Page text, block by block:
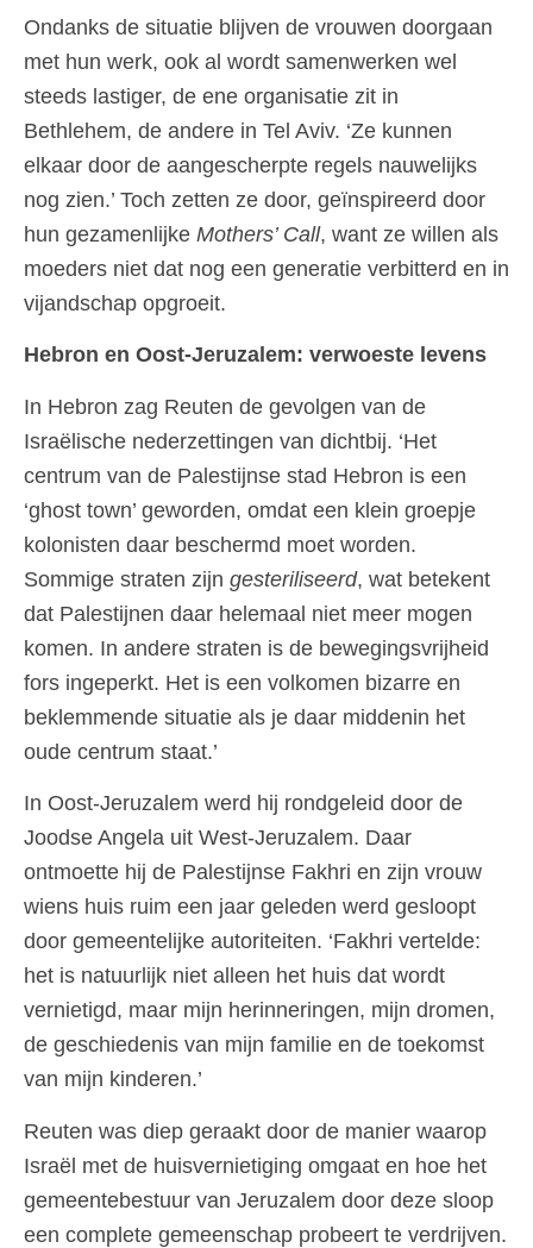
Ondanks de situatie blijven de vrouwen doorgaan
met hun werk, ook al wordt samenwerken wel
steeds lastiger, de ene organisatie zit in
Bethlehem, de andere in Tel Aviv. ‘Ze kunnen
elkaar door de aangescherpte regels nauwelijks
nog zien.’ Toch zetten ze door, geïnspireerd door
hun gezamenlijke Mothers’ Call, want ze willen als
moeders niet dat nog een generatie verbitterd en in
vijandschap opgroeit.
Hebron en Oost-Jeruzalem: verwoeste levens
In Hebron zag Reuten de gevolgen van de
Israëlische nederzettingen van dichtbij. ‘Het
centrum van de Palestijnse stad Hebron is een
‘ghost town’ geworden, omdat een klein groepje
kolonisten daar beschermd moet worden.
Sommige straten zijn gesteriliseerd, wat betekent
dat Palestijnen daar helemaal niet meer mogen
komen. In andere straten is de bewegingsvrijheid
fors ingeperkt. Het is een volkomen bizarre en
beklemmende situatie als je daar middenin het
oude centrum staat.’
In Oost-Jeruzalem werd hij rondgeleid door de
Joodse Angela uit West-Jeruzalem. Daar
ontmoette hij de Palestijnse Fakhri en zijn vrouw
wiens huis ruim een jaar geleden werd gesloopt
door gemeentelijke autoriteiten. ‘Fakhri vertelde:
het is natuurlijk niet alleen het huis dat wordt
vernietigd, maar mijn herinneringen, mijn dromen,
de geschiedenis van mijn familie en de toekomst
van mijn kinderen.’
Reuten was diep geraakt door de manier waarop
Israël met de huisvernietiging omgaat en hoe het
gemeentebestuur van Jeruzalem door deze sloop
een complete gemeenschap probeert te verdrijven.